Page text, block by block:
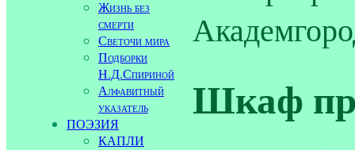
Жизнь без
смерти
Светочи мира
Подборки
Н.Д.Спириной
Алфавитный
указатель
ПОЭЗИЯ
КАПЛИ
Шкаф